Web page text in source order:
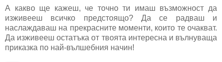
А какво ще кажеш, че точно ти имаш възможност да
изживееш всичко предстоящо? Да се радваш и
наслаждаваш на прекрасните моменти, които те очакват.
Да изживееш остатъка от твоята интересна и вълнуваща
приказка по най-вълшебния начин!